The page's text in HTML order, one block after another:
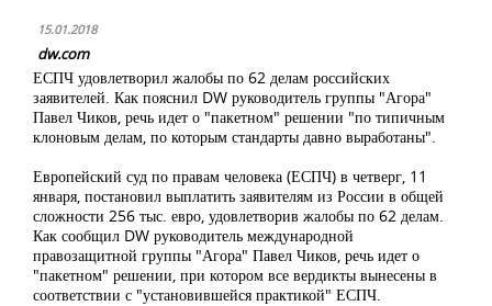
15.01.2018
dw.com
ЕСПЧ удовлетворил жалобы по 62 делам российских
заявителей. Как пояснил DW руководитель группы "Агора"
Павел Чиков, речь идет о "пакетном" решении "по типичным
клоновым делам, по которым стандарты давно выработаны".
Европейский суд по правам человека (ЕСПЧ) в четверг, 11
января, постановил выплатить заявителям из России в общей
сложности 256 тыс. евро, удовлетворив жалобы по 62 делам.
Как сообщил DW руководитель международной
правозащитной группы "Агора" Павел Чиков, речь идет о
"пакетном" решении, при котором все вердикты вынесены в
соответствии с "установившейся практикой" ЕСПЧ.